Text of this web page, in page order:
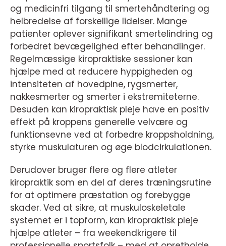
og medicinfri tilgang til smertehåndtering og
helbredelse af forskellige lidelser. Mange
patienter oplever signifikant smertelindring og
forbedret bevægelighed efter behandlinger.
Regelmæssige kiropraktiske sessioner kan
hjælpe med at reducere hyppigheden og
intensiteten af hovedpine, rygsmerter,
nakkesmerter og smerter i ekstremiteterne.
Desuden kan kiropraktisk pleje have en positiv
effekt på kroppens generelle velvære og
funktionsevne ved at forbedre kroppsholdning,
styrke muskulaturen og øge blodcirkulationen.
Derudover bruger flere og flere atleter
kiropraktik som en del af deres træningsrutine
for at optimere præstation og forebygge
skader. Ved at sikre, at muskuloskeletale
systemet er i topform, kan kiropraktisk pleje
hjælpe atleter – fra weekendkrigere til